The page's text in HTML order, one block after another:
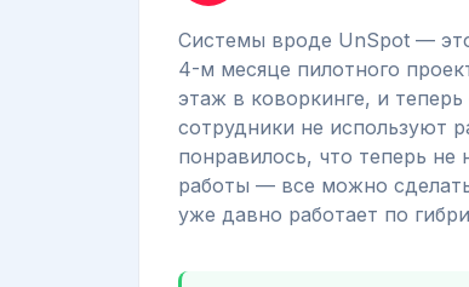
Системы вроде UnSpot —
4-м месяце пилотного
этаж в коворкинге, и
сотрудники не используют
понравилось, что теперь
работы — все можно
уже давно работает по